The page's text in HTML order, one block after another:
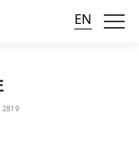
EN
2819